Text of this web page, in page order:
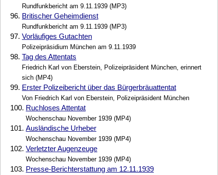
Rundfunkbericht am 9.11.1939 (MP3)
96. Britischer Geheimdienst
Rundfunkbericht am 9.11.1939 (MP3)
97. Vorläufiges Gutachten
Polizeipräsidium München am 9.11.1939
98. Tag des Attentats
Friedrich Karl von Eberstein, Polizeipräsident München, erinnert
sich (MP4)
99. Erster Polizeibericht über das Bürgerbräuattentat
Von Friedrich Karl von Eberstein, Polizeipräsident München
100. Ruchloses Attentat
Wochenschau November 1939 (MP4)
101. Ausländische Urheber
Wochenschau November 1939 (MP4)
102. Verletzter Augenzeuge
Wochenschau November 1939 (MP4)
103. Presse-Berichterstattung am 12.11.1939